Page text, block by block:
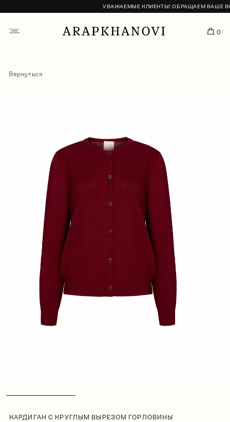
УВАЖАЕМЫЕ КЛИЕНТЫ! ОБРАЩАЕМ ВАШЕ
0
Вернуться
КАРДИГАН С КРУГЛЫМ ВЫРЕЗОМ ГОРЛОВИНЫ